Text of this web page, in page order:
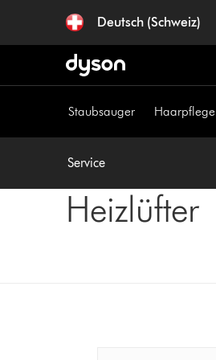
überspringen
Deutsch (Schweiz)
Staubsauger Haarpflege
Service
Heizlüfter